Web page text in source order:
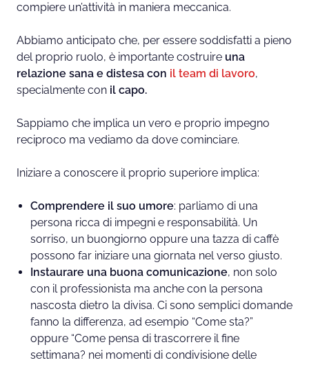
compiere un’attività in maniera meccanica.
Abbiamo anticipato che, per essere soddisfatti a pieno
del proprio ruolo, è importante costruire una
relazione sana e distesa con il team di lavoro,
specialmente con il capo.
Sappiamo che implica un vero e proprio impegno
reciproco ma vediamo da dove cominciare.
Iniziare a conoscere il proprio superiore implica:
Comprendere il suo umore: parliamo di una
persona ricca di impegni e responsabilità. Un
sorriso, un buongiorno oppure una tazza di caffè
possono far iniziare una giornata nel verso giusto.
Instaurare una buona comunicazione, non solo
con il professionista ma anche con la persona
nascosta dietro la divisa. Ci sono semplici domande
fanno la differenza, ad esempio “Come sta?”
oppure “Come pensa di trascorrere il fine
settimana? nei momenti di condivisione delle